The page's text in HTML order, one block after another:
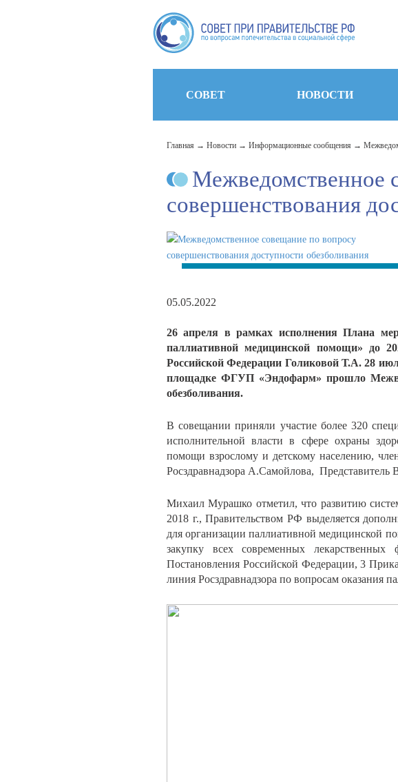
СОВЕТ НОВОСТИ
Главная Новости Информационные сообщения
Межведомственное
совершенствования
05.05.2022
26 апреля в рамках исполнения Плана
паллиативной медицинской помощи» до
Российской Федерации Голиковой Т.А. 28
площадке ФГУП «Эндофарм» прошло
обезболивания.
В совещании приняли участие более 320
исполнительной власти в сфере охраны
помощи взрослому и детскому населению,
Росздравнадзора А.Самойлова,
Михаил Мурашко отметил, что развитию
2018 г., Правительством РФ выделяется
для организации паллиативной медицинской
закупку всех современных
Постановления Российской Федерации, 3
линия Росздравнадзора по вопросам оказания